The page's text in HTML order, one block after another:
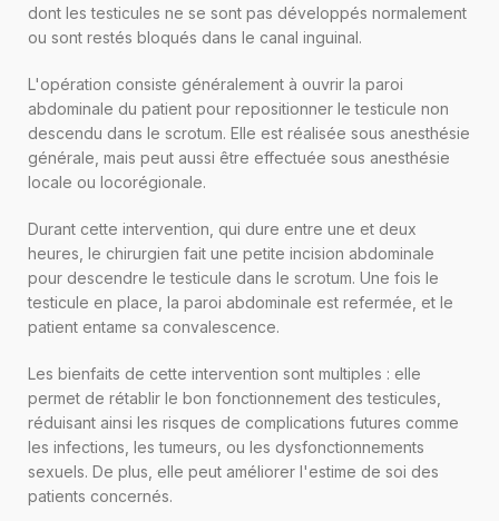
dont les testicules ne se sont pas développés normalement
ou sont restés bloqués dans le canal inguinal.
L'opération consiste généralement à ouvrir la paroi
abdominale du patient pour repositionner le testicule non
descendu dans le scrotum. Elle est réalisée sous anesthésie
générale, mais peut aussi être effectuée sous anesthésie
locale ou locorégionale.
Durant cette intervention, qui dure entre une et deux
heures, le chirurgien fait une petite incision abdominale
pour descendre le testicule dans le scrotum. Une fois le
testicule en place, la paroi abdominale est refermée, et le
patient entame sa convalescence.
Les bienfaits de cette intervention sont multiples : elle
permet de rétablir le bon fonctionnement des testicules,
réduisant ainsi les risques de complications futures comme
les infections, les tumeurs, ou les dysfonctionnements
sexuels. De plus, elle peut améliorer l'estime de soi des
patients concernés.